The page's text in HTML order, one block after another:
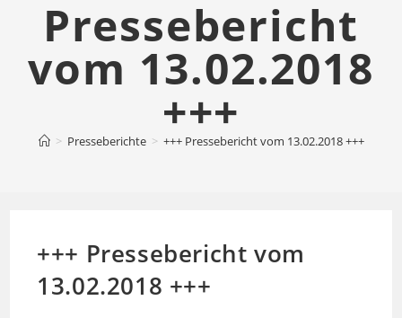
Pressebericht
vom 13.02.2018
+++
> Presseberichte > +++ Pressebericht vom 13.02.2018 +++
+++ Pressebericht vom
13.02.2018 +++